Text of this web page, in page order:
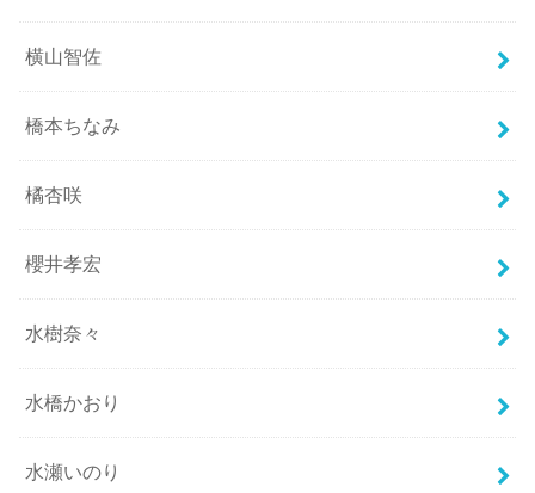
横山智佐
橋本ちなみ
橘杏咲
櫻井孝宏
水樹奈々
水橋かおり
水瀬いのり